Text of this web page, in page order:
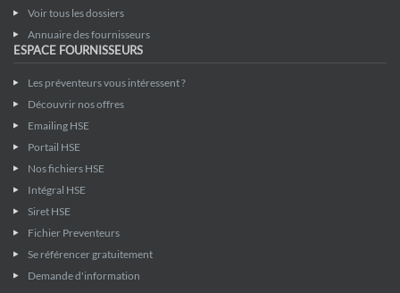
Voir tous les dossiers
Annuaire des fournisseurs
ESPACE FOURNISSEURS
Les préventeurs vous intéressent ?
Découvrir nos offres
Emailing HSE
Portail HSE
Nos fichiers HSE
Intégral HSE
Siret HSE
Fichier Preventeurs
Se référencer gratuitement
Demande d'information